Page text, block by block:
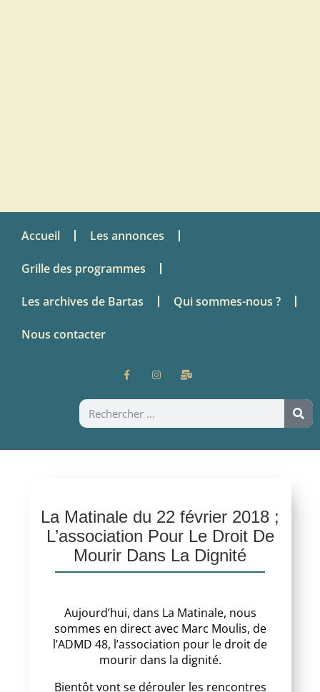
Accueil Les annonces
Grille des programmes
Les archives de Bartas Qui sommes-nous ?
Nous contacter
La Matinale du 22 février 2018 ;
L’association Pour Le Droit De
Mourir Dans La Dignité
Aujourd’hui, dans La Matinale, nous
sommes en direct avec Marc Moulis, de
l’ADMD 48, l’association pour le droit de
mourir dans la dignité.
Bientôt vont se dérouler les rencontres